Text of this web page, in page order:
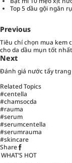
Top 5 dầu gội ngăn
Previous
Tiêu chí chọn mua kem
cho da dầu mụn tốt
Next
Đánh giá nước tẩy trang
Related Topics
#centella
#chamsocda
#rauma
#serum
#serumcentella
#serumrauma
#skincare
Share
WHAT’S HOT